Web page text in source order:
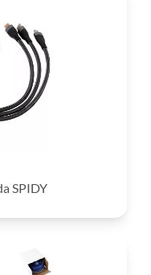
SPIDY